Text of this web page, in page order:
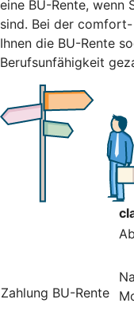
eine BU-Rente, wenn
sind. Bei der
Ihnen die BU-Rente
Berufsunfähigkeit
Zahlung BU-Rente